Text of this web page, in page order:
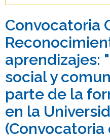
Convocatoria
aprendizajes:
social y
parte de la
en la
(Convocatoria